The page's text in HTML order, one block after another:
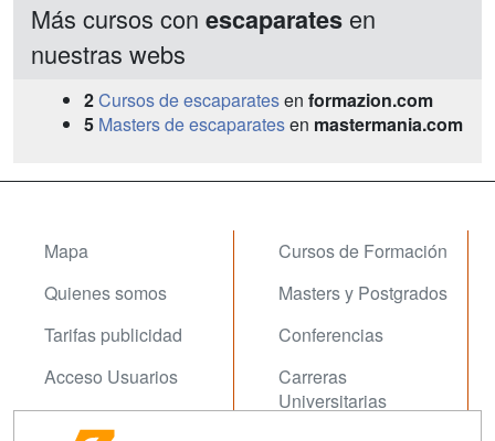
Más cursos con escaparates en
nuestras webs
2Cursos de escaparatesen formazion.com
5 Masters de escaparatesen mastermania.com
Mapa
Quienes somos
Tarifas publicidad
Acceso Usuarios
Acceso Centros
Cursos de Formación
Masters y Postgrados
Conferencias
Carreras
Universitarias